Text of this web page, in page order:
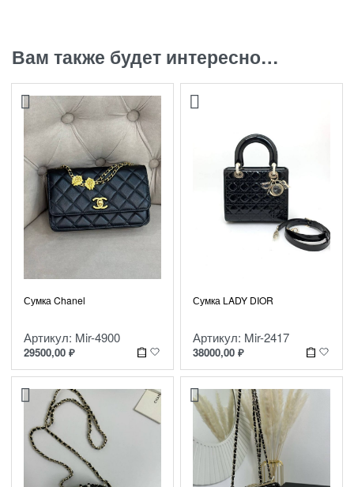
Вам также будет интересно…
Сумка Chanel
Артикул: Mir-4900
29500,00 ₽
Сумка LADY DIOR
Артикул: Mir-2417
38000,00 ₽